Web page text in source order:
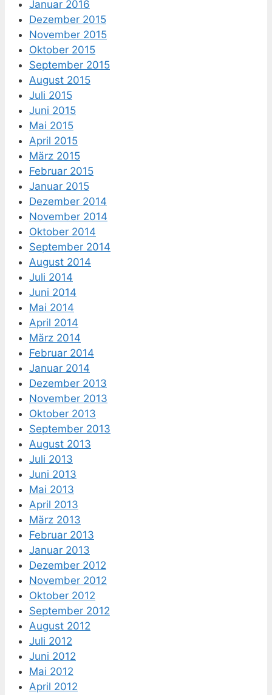
Januar 2016
Dezember 2015
November 2015
Oktober 2015
September 2015
August 2015
Juli 2015
Juni 2015
Mai 2015
April 2015
März 2015
Februar 2015
Januar 2015
Dezember 2014
November 2014
Oktober 2014
September 2014
August 2014
Juli 2014
Juni 2014
Mai 2014
April 2014
März 2014
Februar 2014
Januar 2014
Dezember 2013
November 2013
Oktober 2013
September 2013
August 2013
Juli 2013
Juni 2013
Mai 2013
April 2013
März 2013
Februar 2013
Januar 2013
Dezember 2012
November 2012
Oktober 2012
September 2012
August 2012
Juli 2012
Juni 2012
Mai 2012
April 2012